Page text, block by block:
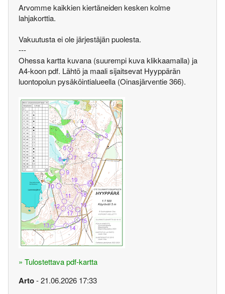
Arvomme kaikkien kiertäneiden kesken kolme
lahjakorttia.
Vakuutusta ei ole järjestäjän puolesta.
---
Ohessa kartta kuvana (suurempi kuva klikkaamalla) ja
A4-koon pdf. Lähtö ja maali sijaitsevat Hyyppärän
luontopolun pysäköintialueella (Oinasjärventie 366).
» Tulostettava pdf-kartta
Arto- 21.06.2026 17:33